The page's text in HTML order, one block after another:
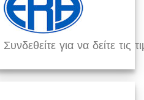
Συνδεθείτε για να δείτε τις